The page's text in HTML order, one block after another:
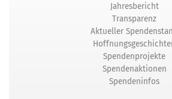
Jahresbericht
Transparenz
Aktueller
Spendenprojekte
Spendenaktionen
Spendeninfos